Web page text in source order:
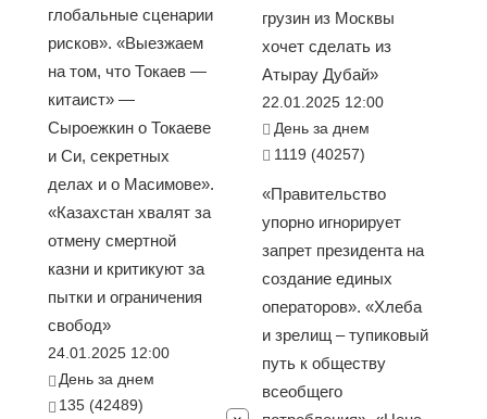
глобальные сценарии
рисков». «Выезжаем
на том, что Токаев —
китаист» —
Сыроежкин о Токаеве
и Си, секретных
делах и о Масимове».
«Казахстан хвалят за
отмену смертной
казни и критикуют за
пытки и ограничения
свобод»
24.01.2025 12:00
День за днем
135 (42489)
грузин из Москвы
хочет сделать из
Атырау Дубай»
22.01.2025 12:00
День за днем
1119 (40257)
«Правительство
упорно игнорирует
запрет президента на
создание единых
операторов». «Хлеба
и зрелищ – тупиковый
путь к обществу
всеобщего